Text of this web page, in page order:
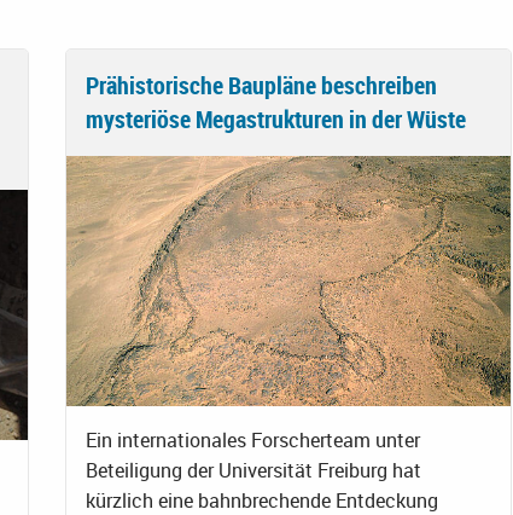
Prähistorische Baupläne beschreiben
mysteriöse Megastrukturen in der Wüste
Ein internationales Forscherteam unter
Beteiligung der Universität Freiburg hat
kürzlich eine bahnbrechende Entdeckung